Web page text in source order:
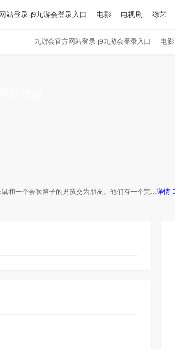
站登录-j9九游会登录入口 电影 电视剧 综艺
九游会官方网站登录-j9九游会登录入口 电影
和一个会吹笛子的男孩交为朋友。他们有一个完... 详情